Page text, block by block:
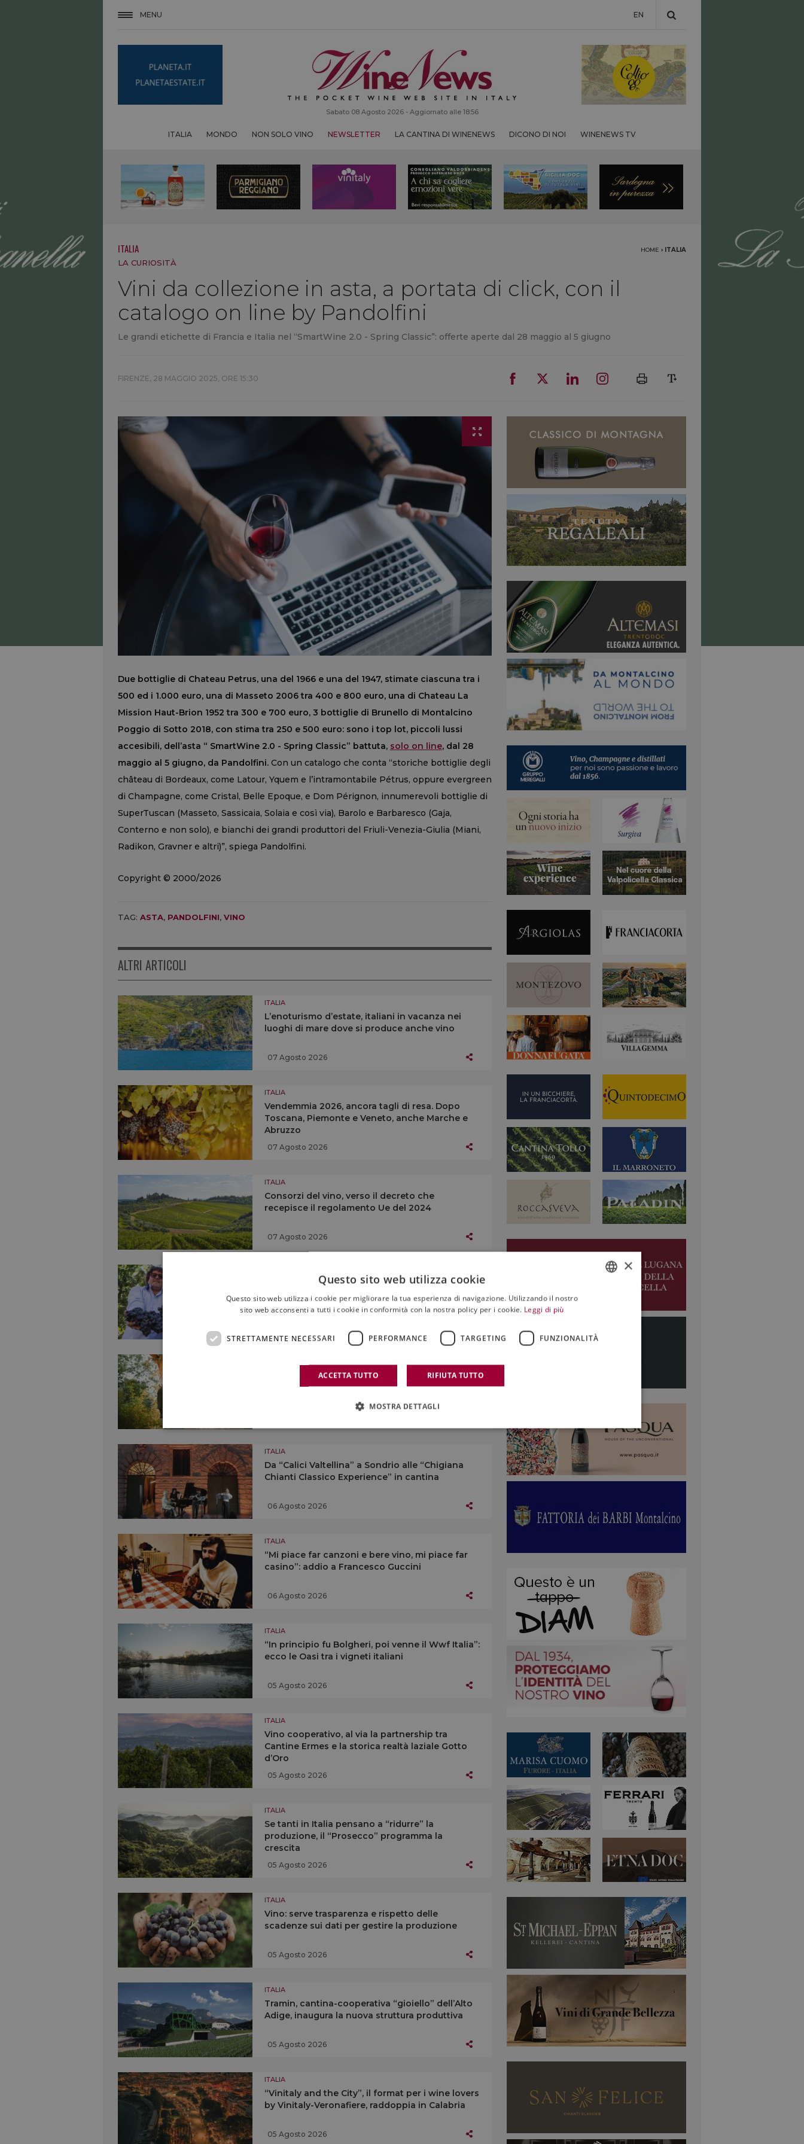
MENU EN
Sabato 08 Agosto 2026 - Aggiornato alle 18:56
ITALIA MONDO NON SOLO VINO NEWSLETTER LA CANTINA DI WINENEWS DICONO DI NOI WINENEWS TV
ITALIA HOME › ITALIA
LA CURIOSITÀ
Vini da collezione in asta, a portata di click, con il
catalogo on line by Pandolfini
Le grandi etichette di Francia e Italia nel “SmartWine 2.0 - Spring Classic”: offerte aperte dal 28 maggio al 5 giugno
FIRENZE, 28 MAGGIO 2025, ORE 15:30
Due bottiglie di Chateau Petrus, una del 1966 e una del 1947, stimate ciascuna tra i
500 ed i 1.000 euro, una di Masseto 2006 tra 400 e 800 euro, una di Chateau La
Mission Haut-Brion 1952 tra 300 e 700 euro, 3 bottiglie di Brunello di Montalcino
Poggio di Sotto 2018, con stima tra 250 e 500 euro: sono i top lot, piccoli lussi
accesibili, dell’asta “ SmartWine 2.0 - Spring Classic” battuta, solo on line, dal 28
maggio al 5 giugno, da Pandolfini. Con un catalogo che conta “storiche bottiglie degli
château di Bordeaux, come Latour, Yquem e l’intramontabile Pétrus, oppure evergreen
di Champagne, come Cristal, Belle Epoque, e Dom Pérignon, innumerevoli bottiglie di
SuperTuscan (Masseto, Sassicaia, Solaia e così via), Barolo e Barbaresco (Gaja,
Conterno e non solo), e bianchi dei grandi produttori del Friuli-Venezia-Giulia (Miani,
Radikon, Gravner e altri)”, spiega Pandolfini.
Copyright © 2000/2026
TAG: ASTA, PANDOLFINI, VINO
ALTRI ARTICOLI
ITALIA
L’enoturismo d’estate, italiani in vacanza nei
luoghi di mare dove si produce anche vino
07 Agosto 2026
ITALIA
Vendemmia 2026, ancora tagli di resa. Dopo
Toscana, Piemonte e Veneto, anche Marche e
Abruzzo
07 Agosto 2026
ITALIA
Consorzi del vino, verso il decreto che
recepisce il regolamento Ue del 2024
07 Agosto 2026
Che vino sono? Qual è il vitigno di riferimento?
Come abbinarlo? Braida si racconta con un quiz
Nasce sull’Etna un percorso diffuso in cui le
opere d’arte dialogano con vigneti e pietra
ITALIA
Da “Calici Valtellina” a Sondrio alle “Chigiana
Chianti Classico Experience” in cantina
06 Agosto 2026
ITALIA
“Mi piace far canzoni e bere vino, mi piace far
casino”: addio a Francesco Guccini
06 Agosto 2026
ITALIA
“In principio fu Bolgheri, poi venne il Wwf Italia”:
ecco le Oasi tra i vigneti italiani
05 Agosto 2026
ITALIA
Vino cooperativo, al via la partnership tra
Cantine Ermes e la storica realtà laziale Gotto
d’Oro
05 Agosto 2026
ITALIA
Se tanti in Italia pensano a “ridurre” la
produzione, il “Prosecco” programma la
crescita
05 Agosto 2026
ITALIA
Vino: serve trasparenza e rispetto delle
scadenze sui dati per gestire la produzione
05 Agosto 2026
ITALIA
Tramin, cantina-cooperativa “gioiello” dell’Alto
Adige, inaugura la nuova struttura produttiva
05 Agosto 2026
ITALIA
“Vinitaly and the City”, il format per i wine lovers
by Vinitaly-Veronafiere, raddoppia in Calabria
05 Agosto 2026
×
Questo sito web utilizza cookie
Questo sito web utilizza i cookie per migliorare la tua esperienza di navigazione. Utilizzando il nostro
sito web acconsenti a tutti i cookie in conformità con la nostra policy per i cookie. Leggi di più
STRETTAMENTE NECESSARI PERFORMANCE TARGETING FUNZIONALITÀ
ACCETTA TUTTO RIFIUTA TUTTO
MOSTRA DETTAGLI